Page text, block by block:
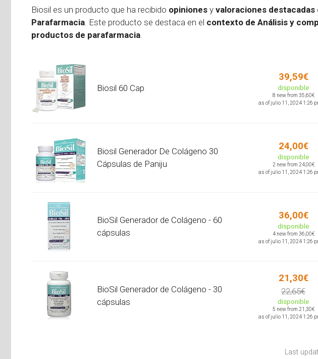
Biosil es un producto que ha recibido opiniones y valoraciones destacadas
Parafarmacia . Este producto se destaca en el contexto de Análisis y
productos de parafarmacia
Biosil 60 Cap
39,59€
disponible
8 new from 35,60€
as of julio 11, 2024 1:26
Biosil Generador De Colágeno 30
Cápsulas de Paniju
24,00€
disponible
2 new from 24,00€
as of julio 11, 2024 1:26
BioSil Generador de Colágeno - 60
cápsulas
36,00€
disponible
4 new from 36,00€
as of julio 11, 2024 1:26
BioSil Generador de Colágeno - 30
cápsulas
21,30€
22,65€
disponible
5 new from 21,30€
as of julio 11, 2024 1:26
Last